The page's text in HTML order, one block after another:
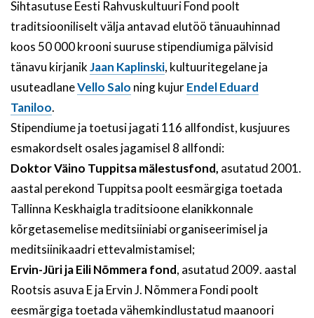
Sihtasutuse Eesti Rahvuskultuuri Fond poolt
traditsiooniliselt välja antavad elutöö tänuauhinnad
koos 50 000 krooni suuruse stipendiumiga pälvisid
tänavu kirjanikJaan Kaplinski, kultuuritegelane ja
usuteadlaneVello Salo ning kujurEndel Eduard
Taniloo.
Stipendiume ja toetusi jagati 116 allfondist, kusjuures
esmakordselt osales jagamisel 8 allfondi:
Doktor Väino Tuppitsa mälestusfond, asutatud 2001.
aastal perekond Tuppitsa poolt eesmärgiga toetada
Tallinna Keskhaigla traditsioone elanikkonnale
kõrgetasemelise meditsiiniabi organiseerimisel ja
meditsiinikaadri ettevalmistamisel;
Ervin-Jüri ja Eili Nõmmera fond, asutatud 2009. aastal
Rootsis asuva E ja Ervin J. Nõmmera Fondi poolt
eesmärgiga toetada vähemkindlustatud maanoori